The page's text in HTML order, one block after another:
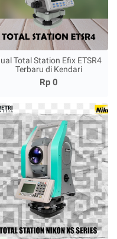
Total Station Efix ETSR4
Terbaru di Kendari
Rp 0